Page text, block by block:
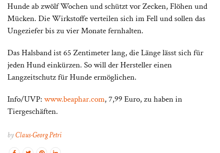
Hunde ab zwölf Wochen und schützt vor Zecken, Flöhen und
Mücken. Die Wirkstoffe verteilen sich im Fell und sollen das
Ungeziefer bis zu vier Monate fernhalten.
Das Halsband ist 65 Zentimeter lang, die Länge lässt sich für
jeden Hund einkürzen. So will der Hersteller einen
Langzeitschutz für Hunde ermöglichen.
Info/UVP: www.beaphar.com, 7,99 Euro, zu haben in
Tiergeschäften.
byClaus-Georg Petri